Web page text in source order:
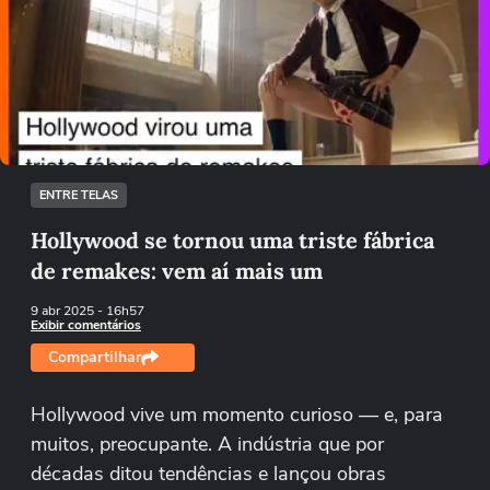
Ops!
Não foi possível reproduzir o vídeo
Tentar novamente
ENTRE TELAS
Hollywood se tornou uma triste fábrica
de remakes: vem aí mais um
9 abr 2025- 16h57
Exibir comentários
Compartilhar
Hollywood vive um momento curioso — e, para
muitos, preocupante. A indústria que por
décadas ditou tendências e lançou obras